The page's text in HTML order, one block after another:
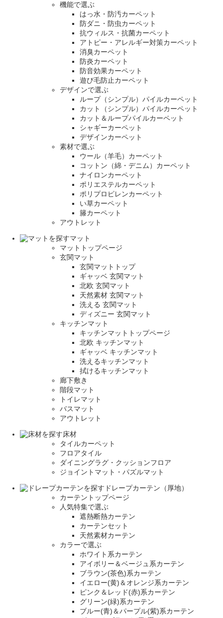
機能で選ぶ
はっ水・防汚カーペット
防ダニ・防虫カーペット
抗ウィルス・抗菌カーペット
アトピー・アレルギー対策カーペット
消臭カーペット
防炎カーペット
防音効果カーペット
遊び毛防止カーペット
デザインで選ぶ
ループ（シンプル）パイルカーペット
カット（シンプル）パイルカーペット
カット＆ループパイルカーペット
シャギーカーペット
デザインカーペット
素材で選ぶ
ウール（羊毛）カーペット
コットン（綿・デニム）カーペット
ナイロンカーペット
ポリエステルカーペット
ポリプロピレンカーペット
い草カーペット
籐カーペット
アウトレット
マット
マットトップページ
玄関マット
玄関マットトップ
ギャッベ 玄関マット
北欧 玄関マット
天然素材 玄関マット
洗える 玄関マット
ディズニー 玄関マット
キッチンマット
キッチンマットトップページ
北欧 キッチンマット
ギャッベ キッチンマット
洗えるキッチンマット
拭けるキッチンマット
廊下敷き
階段マット
トイレマット
バスマット
アウトレット
床材
タイルカーペット
フロアタイル
ダイニングラグ・クッションフロア
ジョイントマット・パズルマット
ドレープカーテン（厚地）
カーテントップページ
人気特集で選ぶ
遮熱断熱カーテン
カーテンセット
天然素材カーテン
カラーで選ぶ
ホワイト系カーテン
アイボリー＆ベージュ系カーテン
ブラウン(茶色)系カーテン
イエロー(黄)＆オレンジ系カーテン
ピンク＆レッド(赤)系カーテン
グリーン(緑)系カーテン
ブルー(青)＆パープル(紫)系カーテン